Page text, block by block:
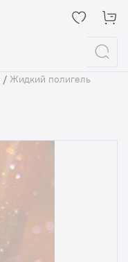
/ Жидкий полигель